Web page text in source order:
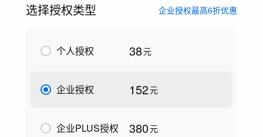
选择授权类型 企业授权最高6折优惠
个人授权 38元
企业授权 152元
企业PLUS授权 380元